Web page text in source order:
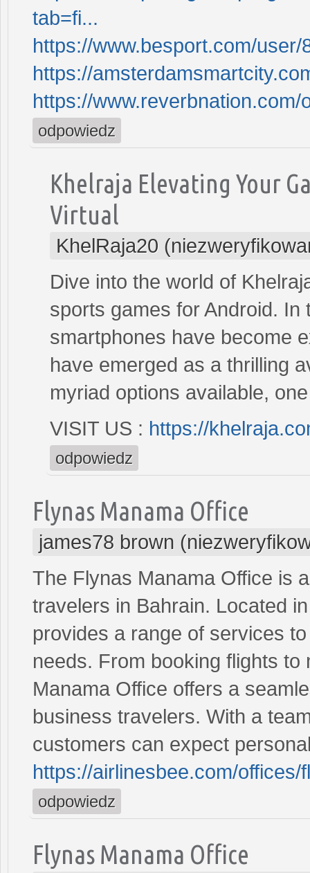
tab=fi...
https://www.besport.com/user/
https://
https://www.reverbnation.com/
odpowiedz
Khelraja Elevating Your
Virtual
KhelRaja20
Dive into the world of
sports games for Android.
smartphones have become
have emerged as a thrilling
myriad options available,
VISIT US : https://
odpowiedz
Flynas Manama Office
james78 brown
The Flynas Manama Office is
travelers in Bahrain. Located
provides a range of services
needs. From booking flights
Manama Office offers a
business travelers. With a
customers can expect
https://airlinesbee.com/
odpowiedz
Flynas Manama Office